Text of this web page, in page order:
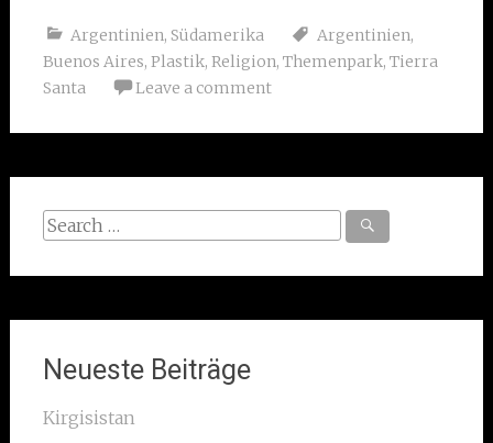
Argentinien, Südamerika Argentinien,
Buenos Aires, Plastik, Religion, Themenpark, Tierra
Santa
Leave a comment
Search
Neueste Beiträge
Kirgisistan